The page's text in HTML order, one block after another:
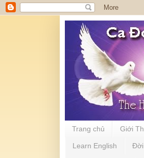
Trang chủ Giới
Learn English Đời